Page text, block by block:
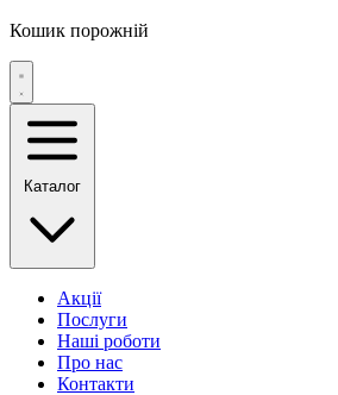
Кошик порожній
Каталог
Акції
Послуги
Наші роботи
Про нас
Контакти